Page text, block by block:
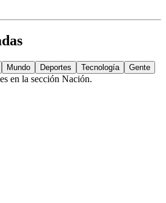
Mundo Deportes Tecnología Gente
en la sección Nación.